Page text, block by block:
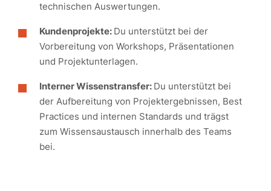
technischen Auswertungen.
Kundenprojekte: Du unterstützt bei der
Vorbereitung von Workshops, Präsentationen
und Projektunterlagen.
Interner Wissenstransfer: Du unterstützt bei
der Aufbereitung von Projektergebnissen, Best
Practices und internen Standards und trägst
zum Wissensaustausch innerhalb des Teams
bei.